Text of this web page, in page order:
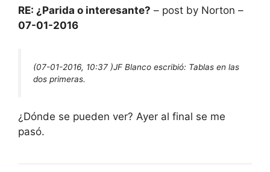
RE: ¿Parida o interesante? – post by Norton –
07-01-2016
(07-01-2016, 10:37 )JF Blanco escribió: Tablas en las
dos primeras.
¿Dónde se pueden ver? Ayer al final se me
pasó.